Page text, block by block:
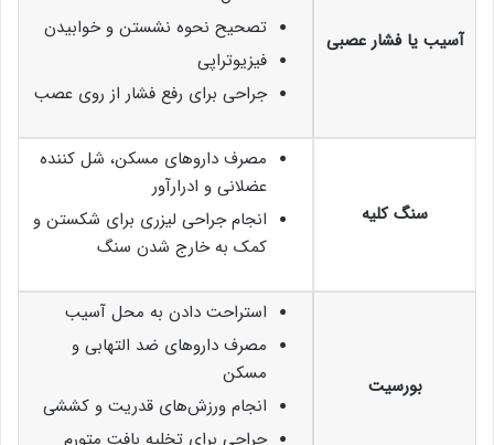
آسیب یا فشار عصبی
تصحیح نحوه نشستن و خوابیدن
فیزیوتراپی
جراحی برای رفع فشار از روی عصب
سنگ کلیه
مصرف داروهای مسکن، شل کننده
عضلانی و ادرارآور
انجام جراحی لیزری برای شکستن و
کمک به خارج شدن سنگ
بورسیت
استراحت دادن به محل آسیب
مصرف داروهای ضد التهابی و
مسکن
انجام ورزش‌های قدریت و کششی
جراحی برای تخلیه بافت متورم